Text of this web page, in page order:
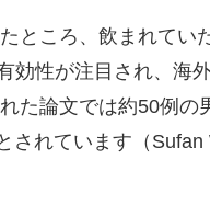
ところ、飲まれてい
効性が注目され、海
た論文では約50例の
れています（Sufan